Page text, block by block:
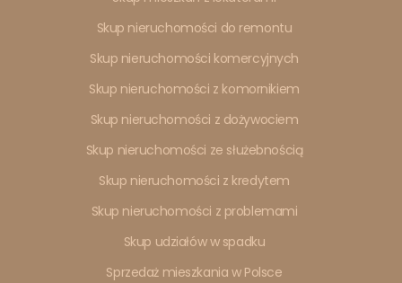
Skup nieruchomości do remontu
Skup nieruchomości komercyjnych
Skup nieruchomości z komornikiem
Skup nieruchomości z dożywociem
Skup nieruchomości ze służebnością
Skup nieruchomości z kredytem
Skup nieruchomości z problemami
Skup udziałów w spadku
Sprzedaż mieszkania w Polsce